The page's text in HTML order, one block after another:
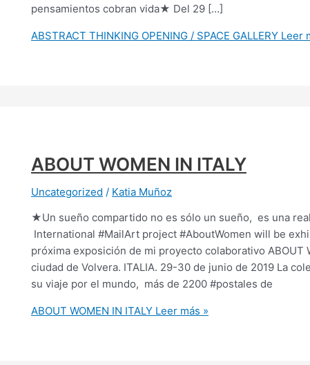
pensamientos cobran vida★ Del 29 […]
ABSTRACT THINKING OPENING / SPACE GALLERY Leer
ABOUT WOMEN IN ITALY
Uncategorized / Katia Muñoz
★Un sueño compartido no es sólo un sueño, es una
International #MailArt project #AboutWomen will be
próxima exposición de mi proyecto colaborativo ABOUT
ciudad de Volvera. ITALIA. 29-30 de junio de 2019 La
su viaje por el mundo, más de 2200 #postales de
ABOUT WOMEN IN ITALY Leer más »